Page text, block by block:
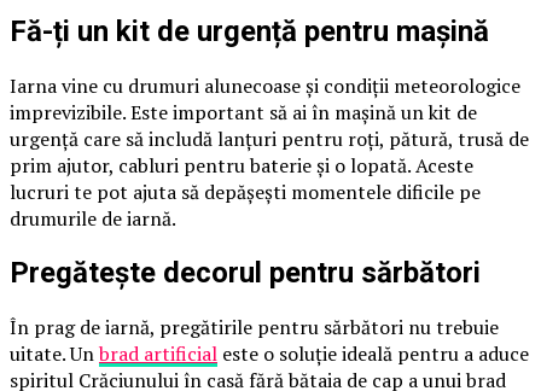
Fă-ți un kit de urgență pentru mașină
Iarna vine cu drumuri alunecoase și condiții meteorologice
imprevizibile. Este important să ai în mașină un kit de
urgență care să includă lanțuri pentru roți, pătură, trusă de
prim ajutor, cabluri pentru baterie și o lopată. Aceste
lucruri te pot ajuta să depășești momentele dificile pe
drumurile de iarnă.
Pregătește decorul pentru sărbători
În prag de iarnă, pregătirile pentru sărbători nu trebuie
uitate. Unbrad artificial este o soluție ideală pentru a aduce
spiritul Crăciunului în casă fără bătaia de cap a unui brad